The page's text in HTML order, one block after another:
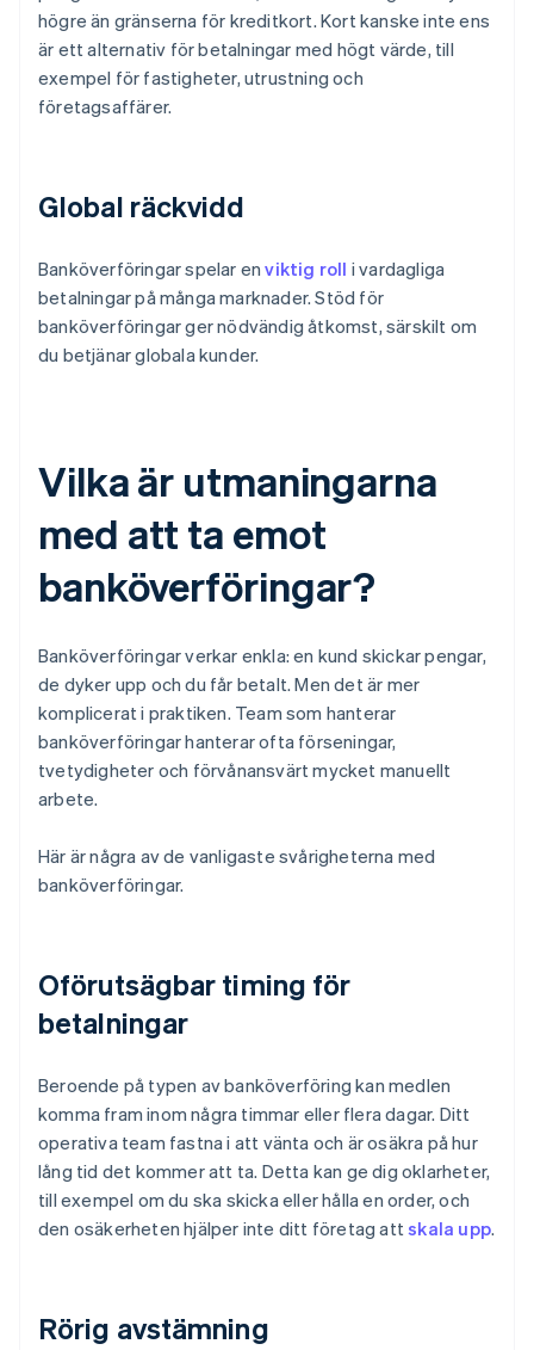
högre än gränserna för kreditkort. Kort kanske inte ens
är ett alternativ för betalningar med högt värde, till
exempel för fastigheter, utrustning och
företagsaffärer.
Global räckvidd
Banköverföringar spelar enviktig roll i vardagliga
betalningar på många marknader. Stöd för
banköverföringar ger nödvändig åtkomst, särskilt om
du betjänar globala kunder.
Vilka är utmaningarna
med att ta emot
banköverföringar?
Banköverföringar verkar enkla: en kund skickar pengar,
de dyker upp och du får betalt. Men det är mer
komplicerat i praktiken. Team som hanterar
banköverföringar hanterar ofta förseningar,
tvetydigheter och förvånansvärt mycket manuellt
arbete.
Här är några av de vanligaste svårigheterna med
banköverföringar.
Oförutsägbar timing för
betalningar
Beroende på typen av banköverföring kan medlen
komma fram inom några timmar eller flera dagar. Ditt
operativa team fastna i att vänta och är osäkra på hur
lång tid det kommer att ta. Detta kan ge dig oklarheter,
till exempel om du ska skicka eller hålla en order, och
den osäkerheten hjälper inte ditt företag attskala upp.
Rörig avstämning